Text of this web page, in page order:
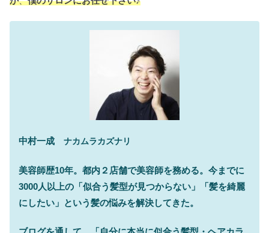
中村一成 ナカムラカズナリ
美容師歴10年。都内２店舗で美容師を務める。今までに
3000人以上の「似合う髪型が見つからない」「髪を綺麗
にしたい」という髪の悩みを解決してきた。